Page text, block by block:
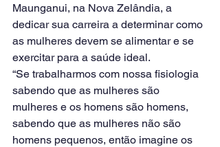
Maunganui, na Nova Zelândia, a
dedicar sua carreira a determinar como
as mulheres devem se alimentar e se
exercitar para a saúde ideal.
“Se trabalharmos com nossa fisiologia
sabendo que as mulheres são
mulheres e os homens são homens,
sabendo que as mulheres não são
homens pequenos, então imagine os